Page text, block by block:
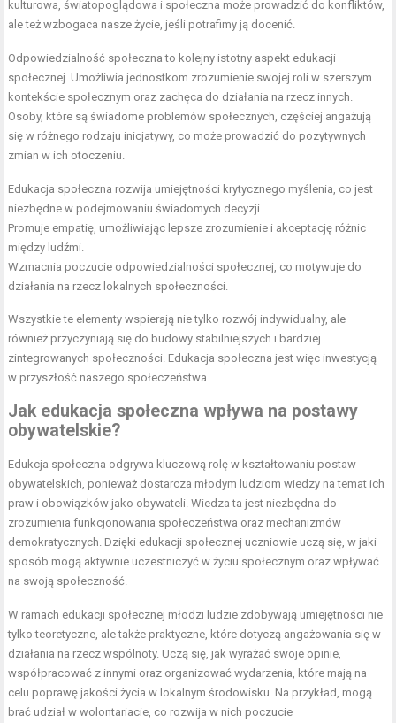
kulturowa, światopoglądowa i społeczna może prowadzić do konfliktów,
ale też wzbogaca nasze życie, jeśli potrafimy ją docenić.
Odpowiedzialność społeczna to kolejny istotny aspekt edukacji
społecznej. Umożliwia jednostkom zrozumienie swojej roli w szerszym
kontekście społecznym oraz zachęca do działania na rzecz innych.
Osoby, które są świadome problemów społecznych, częściej angażują
się w różnego rodzaju inicjatywy, co może prowadzić do pozytywnych
zmian w ich otoczeniu.
Edukacja społeczna rozwija umiejętności krytycznego myślenia, co jest
niezbędne w podejmowaniu świadomych decyzji.
Promuje empatię, umożliwiając lepsze zrozumienie i akceptację różnic
między ludźmi.
Wzmacnia poczucie odpowiedzialności społecznej, co motywuje do
działania na rzecz lokalnych społeczności.
Wszystkie te elementy wspierają nie tylko rozwój indywidualny, ale
również przyczyniają się do budowy stabilniejszych i bardziej
zintegrowanych społeczności. Edukacja społeczna jest więc inwestycją
w przyszłość naszego społeczeństwa.
Jak edukacja społeczna wpływa na postawy
obywatelskie?
Edukcja społeczna odgrywa kluczową rolę w kształtowaniu postaw
obywatelskich, ponieważ dostarcza młodym ludziom wiedzy na temat ich
praw i obowiązków jako obywateli. Wiedza ta jest niezbędna do
zrozumienia funkcjonowania społeczeństwa oraz mechanizmów
demokratycznych. Dzięki edukacji społecznej uczniowie uczą się, w jaki
sposób mogą aktywnie uczestniczyć w życiu społecznym oraz wpływać
na swoją społeczność.
W ramach edukacji społecznej młodzi ludzie zdobywają umiejętności nie
tylko teoretyczne, ale także praktyczne, które dotyczą angażowania się w
działania na rzecz wspólnoty. Uczą się, jak wyrażać swoje opinie,
współpracować z innymi oraz organizować wydarzenia, które mają na
celu poprawę jakości życia w lokalnym środowisku. Na przykład, mogą
brać udział w wolontariacie, co rozwija w nich poczucie